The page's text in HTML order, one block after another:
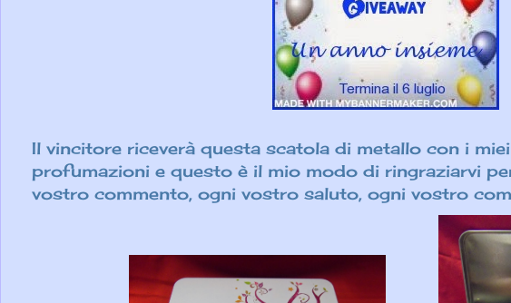
Il vincitore riceverà questa scatola di metallo con i
profumazioni e questo è il mio modo di ringraziarvi
vostro commento, ogni vostro saluto, ogni vostro